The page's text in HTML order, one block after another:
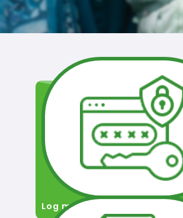
Log masuk